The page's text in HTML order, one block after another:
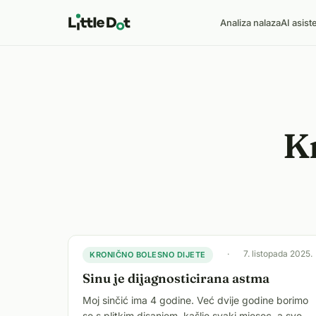
Analiza nalazaAI
KRONIČNO BOLESNO DIJETE · 7. listopada 2025.
Sinu je dijagnosticirana astma
Moj sinčić ima 4 godine. Već dvije godine borimo